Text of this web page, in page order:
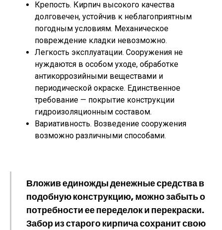
Крепость. Кирпич высокого качества
долговечен, устойчив к неблагоприятным
погодным условиям. Механическое
повреждение кладки невозможно.
Легкость эксплуатации. Сооружения не
нуждаются в особом уходе, обработке
антикоррозийными веществами и
периодической окраске. Единственное
требование — покрытие конструкции
гидроизоляционным составом.
Вариативность. Возведение сооружения
возможно различными способами.
Вложив единожды денежные средства в
подобную конструкцию, можно забыть о
потребности ее переделок и перекраски.
Забор из старого кирпича сохранит свою